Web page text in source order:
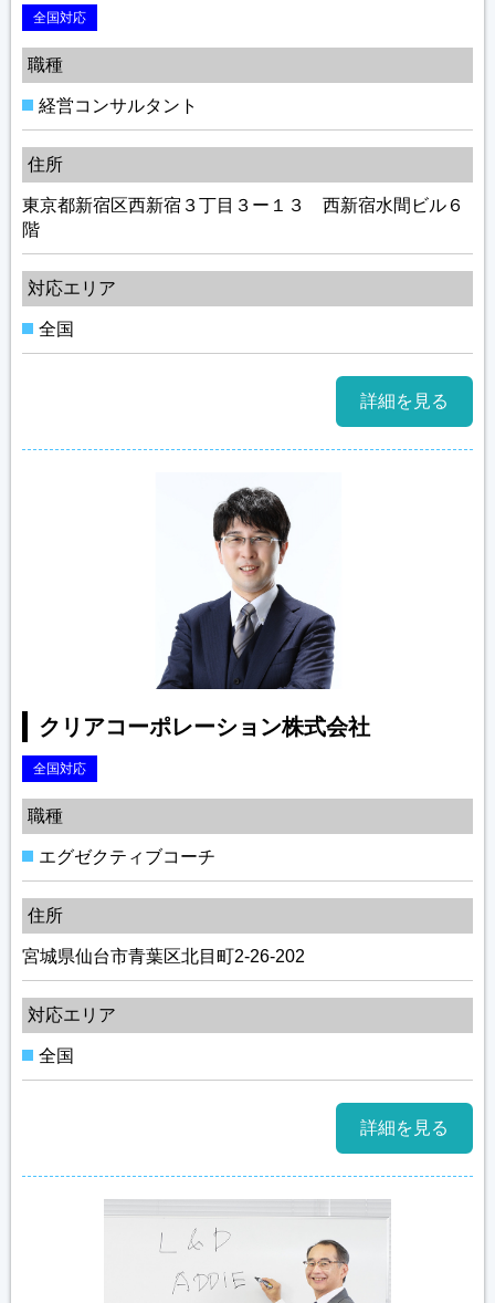
全国対応
職種
経営コンサルタント
住所
東京都新宿区西新宿３丁目３ー１３ 西新宿水間ビル６
階
対応エリア
全国
詳細を見る
クリアコーポレーション株式会社
全国対応
職種
エグゼクティブコーチ
住所
宮城県仙台市青葉区北目町2-26-202
対応エリア
全国
詳細を見る